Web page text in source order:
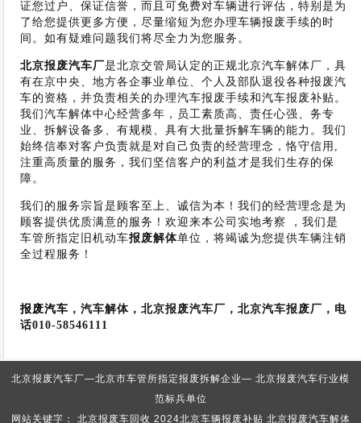
证您过户、保证信誉，而且可免费对车辆进行评估，特别是为
了给您提供更多方便，尽量缩短为您办理车辆报废手续的时
间。如有疑难问题我们将尽全力为您服务。
北京报废汽车厂是北京交管局认定的正规北京汽车解体厂，具
有在京中央、地方各企事业单位、个人及部队退役各种报废汽
车的资格，并负责相关的办理汽车报废手续和汽车报废补贴。
我们汽车解体中心经营多年，员工素质高、责任心强、务专
业、拆解设备多、有规模、具有大批量拆解车辆的能力。我们
始终信奉对客户负责就是对自己负责的经营理念，恪守信用,
注重高质量的服务，我们坚信客户的利益才是我们生存的保
障。
我们的服务宗旨是顾客至上、诚信为本！我们的经营理念是为
顾客提供优质满意的服务！欢迎来本公司实地考察 ，我们是
车管所指定旧机动车报废解体单位，将竭诚为您提供车辆注销
全过程服务！
报废汽车 ，汽车解体，北京报废汽车厂，北京汽车报废厂，电
话010-58546111
北京报废汽车厂—北京市车管所指定报废拆解企业— 北京报废汽车行业模
范标兵单位
网站关键字： 北京报废车回收 2024北京车辆报废补贴 北京报废汽车解体